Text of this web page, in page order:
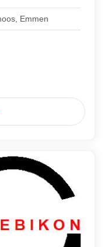
Emmen